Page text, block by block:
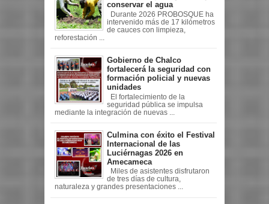
conservar el agua
Durante 2026 PROBOSQUE ha
intervenido más de 17 kilómetros
de cauces con limpieza,
reforestación ...
Gobierno de Chalco
fortalecerá la seguridad con
formación policial y nuevas
unidades
El fortalecimiento de la
seguridad pública se impulsa
mediante la integración de nuevas ...
Culmina con éxito el Festival
Internacional de las
Luciérnagas 2026 en
Amecameca
Miles de asistentes disfrutaron
de tres días de cultura,
naturaleza y grandes presentaciones ...